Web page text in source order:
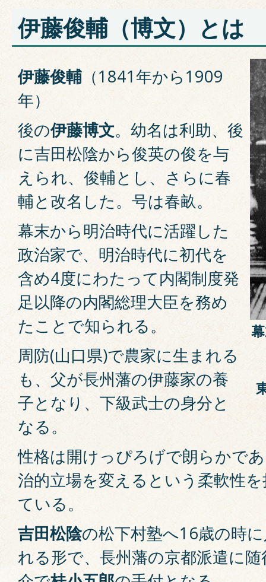
伊藤俊輔（博文）とは
伊藤俊輔 （1841年から1909
年）
後の伊藤博文。幼名は利助、後
に吉田松陰から俊英の俊を与
えられ、俊輔とし、さらに春
輔と改名した。号は春畝。
幕末から明治時代に活躍した
政治家で、明治時代に初代を
含め4度にわたって内閣制度発
足以降の内閣総理大臣を務め
たことで知られる。
周防(山口県)で農家に生まれる
も、父が長州藩の伊藤家の養
子となり、下級武士の身分と
なる。
性格は開けっぴろげで朗らかで
治的立場を変えるという柔軟性
ている。
吉田松陰の松下村塾へ16歳の時
れる形で、長州藩の京都派遣に